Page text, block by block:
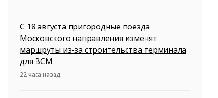
С 18 августа пригородные поезда
Московского направления изменят
маршруты из-за строительства терминала
для ВСМ
22 часа назад